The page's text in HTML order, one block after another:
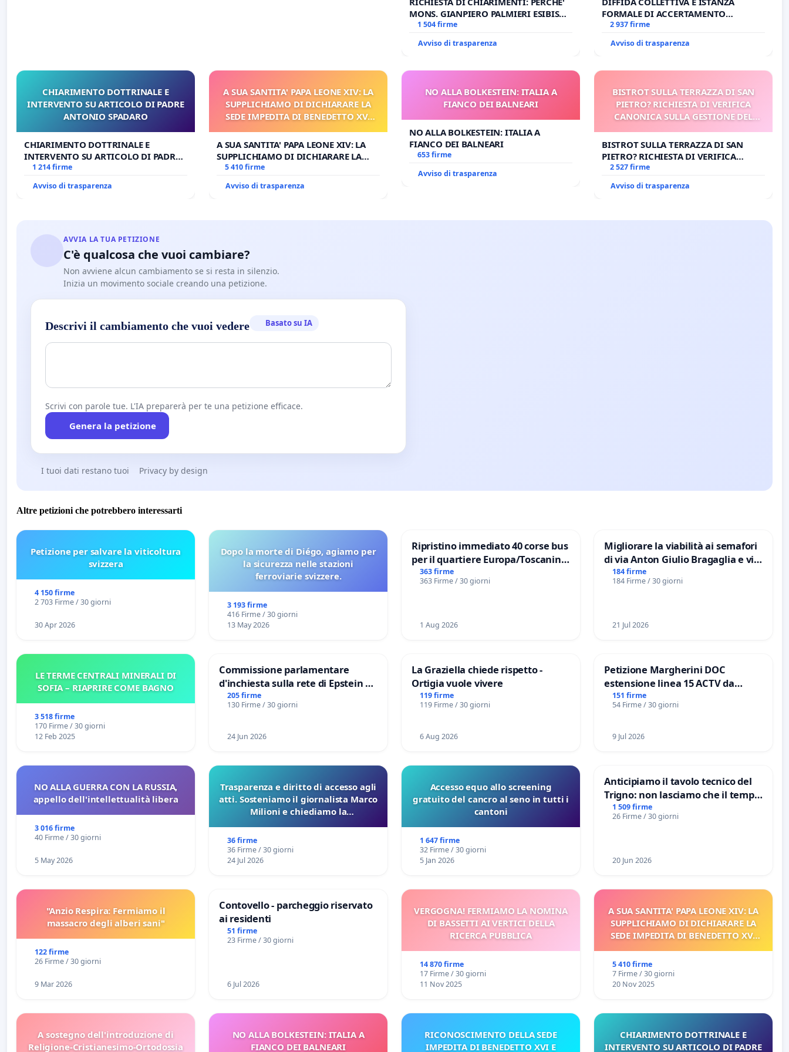
MONS. GIANPIERO PALMIERI ESIBISCE
OPERE DI RUPNIK?
1 504 firme
Avviso di trasparenza
FORMALE DI ACCERTAMENTO
CANONICO SU ELEZIONE LEONE XIV
2 937 firme
Avviso di trasparenza
CHIARIMENTO DOTTRINALE E
INTERVENTO SU ARTICOLO DI PADRE
ANTONIO SPADARO
CHIARIMENTO DOTTRINALE E
INTERVENTO SU ARTICOLO DI PADRE
ANTONIO SPADARO
1 214 firme
Avviso di trasparenza
A SUA SANTITA' PAPA LEONE XIV: LA
SUPPLICHIAMO DI DICHIARARE LA
SEDE IMPEDITA DI BENEDETTO XVI
PROCESSO
A SUA SANTITA' PAPA LEONE XIV: LA
SUPPLICHIAMO DI DICHIARARE LA
SEDE IMPEDITA DI BENEDETTO XVI E/O
DI FAR APRIRE IL RELATIVO PROCESSO
5 410 firme
Avviso di trasparenza
NO ALLA BOLKESTEIN: ITALIA A
FIANCO DEI BALNEARI
NO ALLA BOLKESTEIN: ITALIA A
FIANCO DEI BALNEARI
653 firme
Avviso di trasparenza
BISTROT SULLA TERRAZZA DI SAN
PIETRO? RICHIESTA DI VERIFICA
CANONICA SULLA GESTIONE DEL
BISTROT SULLA TERRAZZA DI SAN
PIETRO? RICHIESTA DI VERIFICA
CANONICA SULLA GESTIONE DEL
CARD. GAMBETTI
2 527 firme
Avviso di trasparenza
AVVIA LA TUA PETIZIONE
C'è qualcosa che vuoi cambiare?
Non avviene alcun cambiamento se si resta in silenzio.
Inizia un movimento sociale creando una petizione.
Descrivi il cambiamento che vuoi vedere Basato su IA
Scrivi con parole tue. L'IA preparerà per te una petizione efficace.
Genera la petizione
I tuoi dati restano tuoi Privacy by design
Altre petizioni che potrebbero interessarti
Petizione per salvare la viticoltura
svizzera
4 150 firme
2 703 Firme / 30 giorni
30 Apr 2026
Dopo la morte di Diégo, agiamo per
la sicurezza nelle stazioni
ferroviarie svizzere.
3 193 firme
416 Firme / 30 giorni
13 May 2026
Ripristino immediato 40 corse bus
per il quartiere Europa/Toscanini
di Aprilia
363 firme
363 Firme / 30 giorni
1 Aug 2026
Migliorare la viabilità ai semafori
di via Anton Giulio Bragaglia e via
Tieri XV MUNICIPIO DI ROMA
184 firme
184 Firme / 30 giorni
21 Jul 2026
LE TERME CENTRALI MINERALI DI
SOFIA – RIAPRIRE COME BAGNO
3 518 firme
170 Firme / 30 giorni
12 Feb 2025
Commissione parlamentare
d'inchiesta sulla rete di Epstein e
del Mossad: verità sugli Epstein
Files
205 firme
130 Firme / 30 giorni
24 Jun 2026
La Graziella chiede rispetto -
Ortigia vuole vivere
119 firme
119 Firme / 30 giorni
6 Aug 2026
Petizione Margherini DOC
estensione linea 15 ACTV da
Marghera P.zza S. Antonio
all'aeroporto Marco Polo tariffa a
151 firme
54 Firme / 30 giorni
9 Jul 2026
NO ALLA GUERRA CON LA RUSSIA,
appello dell'intellettualità libera
3 016 firme
40 Firme / 30 giorni
5 May 2026
Trasparenza e diritto di accesso agli
atti. Sosteniamo il giornalista Marco
Milioni e chiediamo la
sulla Pedemontana Veneta
36 firme
36 Firme / 30 giorni
24 Jul 2026
Accesso equo allo screening
gratuito del cancro al seno in tutti i
cantoni
1 647 firme
32 Firme / 30 giorni
5 Jan 2026
Anticipiamo il tavolo tecnico del
Trigno: non lasciamo che il tempo
rallenti le ricerche di Domenico
Racanati
1 509 firme
26 Firme / 30 giorni
20 Jun 2026
"Anzio Respira: Fermiamo il
massacro degli alberi sani"
122 firme
26 Firme / 30 giorni
9 Mar 2026
Contovello - parcheggio riservato
ai residenti
51 firme
23 Firme / 30 giorni
6 Jul 2026
VERGOGNA! FERMIAMO LA NOMINA
DI BASSETTI AI VERTICI DELLA
RICERCA PUBBLICA
14 870 firme
17 Firme / 30 giorni
11 Nov 2025
A SUA SANTITA' PAPA LEONE XIV: LA
SUPPLICHIAMO DI DICHIARARE LA
SEDE IMPEDITA DI BENEDETTO XVI
5 410 firme
7 Firme / 30 giorni
20 Nov 2025
A sostegno dell'introduzione di
Religione-Cristianesimo-Ortodossia
NO ALLA BOLKESTEIN: ITALIA A
FIANCO DEI BALNEARI
RICONOSCIMENTO DELLA SEDE
IMPEDITA DI BENEDETTO XVI E
CHIARIMENTO DOTTRINALE E
INTERVENTO SU ARTICOLO DI PADRE